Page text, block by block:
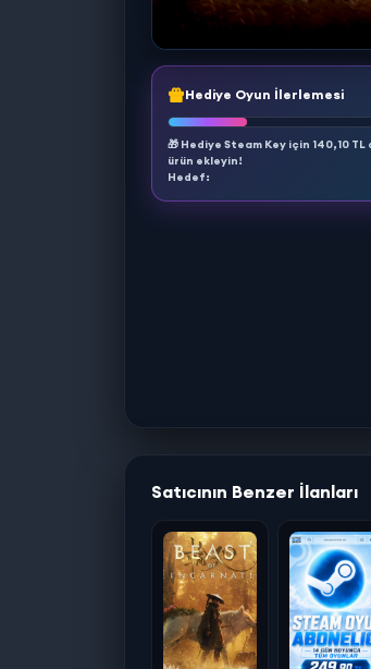
Hediye Oyun İlerlemesi
🎁 Hediye Steam Key için 140,10 TL
ürün ekleyin!
Hedef:
Satıcının Benzer İlanları